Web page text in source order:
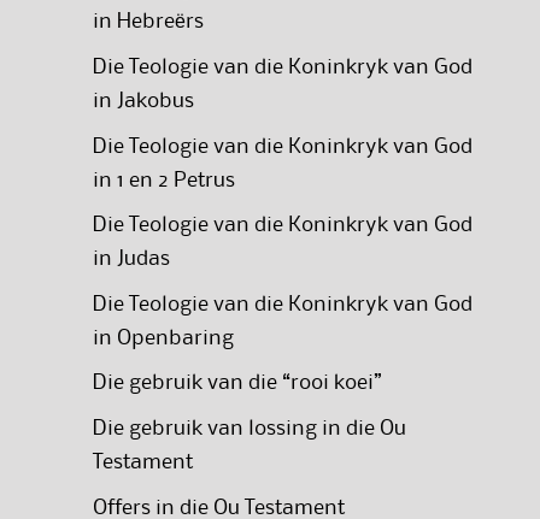
in Hebreërs
Die Teologie van die Koninkryk van God
in Jakobus
Die Teologie van die Koninkryk van God
in 1 en 2 Petrus
Die Teologie van die Koninkryk van God
in Judas
Die Teologie van die Koninkryk van God
in Openbaring
Die gebruik van die “rooi koei”
Die gebruik van lossing in die Ou
Testament
Offers in die Ou Testament